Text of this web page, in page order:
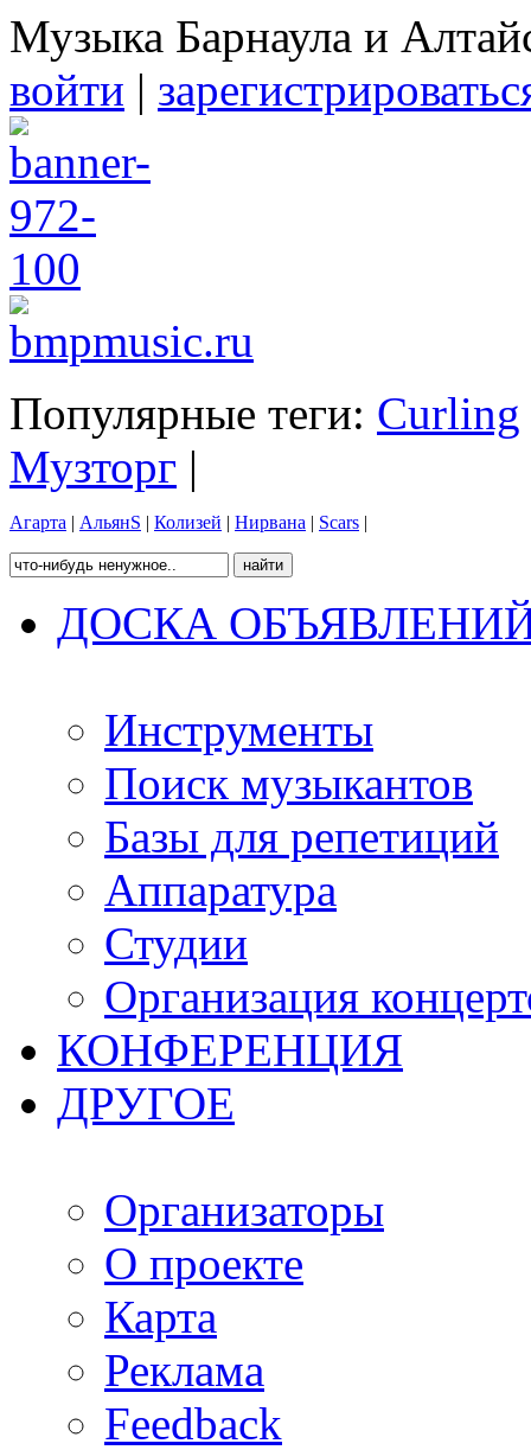
Музыка Барнаула и
войти |
Популярные теги: Curling
Музторг |
Агарта | АльянS | Колизей | Нирвана | Scars |
ДОСКА
Инструменты
Поиск музыкантов
Базы для репетиций
Аппаратура
Студии
Организация
КОНФЕРЕНЦИЯ
ДРУГОЕ
Организаторы
О проекте
Карта
Реклама
Feedback